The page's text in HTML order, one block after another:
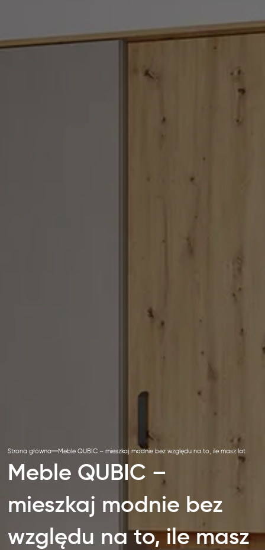
Strona główna Meble QUBIC – mieszkaj modnie bez względu na to, ile masz lat
Meble QUBIC –
mieszkaj modnie bez
względu na to, ile masz